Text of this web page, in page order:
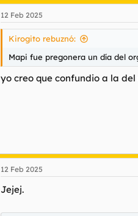
12 Feb 2025
Kirogito rebuznó:
Mapi fue pregonera un día del
yo creo que confundio a la
12 Feb 2025
Jejej.